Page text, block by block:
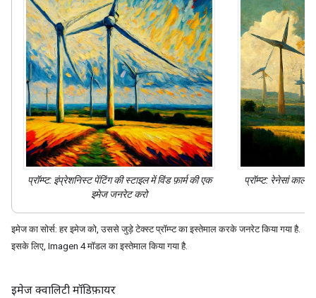
प्रॉम्प्ट: इंप्रेशनिस्ट पेंटिंगकी स्टाइल मेंविंड फ़ार्म की एक
इमेज जनरेट करो
प्रॉम्प्ट: रेनेसां काल
इमेज का सोर्स: हर इमेज को, उससे जुड़े टेक्स्ट प्रॉम्प्ट का इस्तेमाल करके जनरेट किया गया है.
इसके लिए, Imagen 4 मॉडल का इस्तेमाल किया गया है.
इमेज क्वालिटी मॉडिफ़ायर